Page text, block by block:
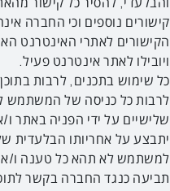
קישורים נוספים וכי החברה
הקישורים לאתרי האינטרנט
ויובילו לאתר אינטרנט פעיל.
כל שימוש בתכנים, לרבות
לרבות כל כניסה של המשתמש
שלישיים על ידי הפניה באתר
יתבצע על אחריותו
למשתמש לא תהא כל טענה ו/
תביעה כנגד החברה בקשר